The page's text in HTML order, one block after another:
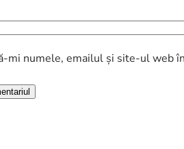
mi numele, emailul și site-ul web